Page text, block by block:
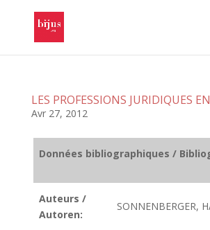
LES PROFESSIONS JURIDIQUES
Avr 27, 2012
Données bibliographiques /
Auteurs /
Autoren:
SONNENBERGER,